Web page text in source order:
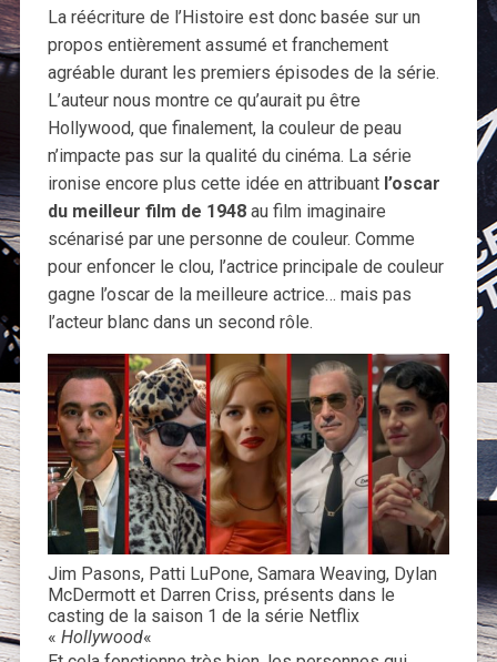
La réécriture de l’Histoire est donc basée sur un
propos entièrement assumé et franchement
agréable durant les premiers épisodes de la série.
L’auteur nous montre ce qu’aurait pu être
Hollywood, que finalement, la couleur de peau
n’impacte pas sur la qualité du cinéma. La série
ironise encore plus cette idée en attribuant l’oscar
du meilleur film de 1948au film imaginaire
scénarisé par une personne de couleur. Comme
pour enfoncer le clou, l’actrice principale de couleur
gagne l’oscar de la meilleure actrice… mais pas
l’acteur blanc dans un second rôle.
Jim Pasons, Patti LuPone, Samara Weaving, Dylan
McDermott et Darren Criss, présents dans le
casting de la saison 1 de la série Netflix
« Hollywood«